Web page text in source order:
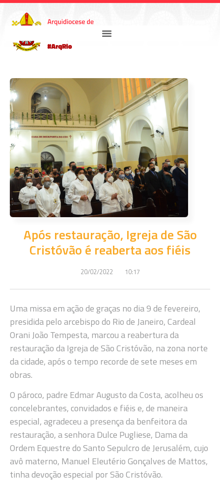
Após restauração, Igreja de São
Cristóvão é reaberta aos fiéis
20/02/2022 10:17
Uma missa em ação de graças no dia 9 de fevereiro,
presidida pelo arcebispo do Rio de Janeiro, Cardeal
Orani João Tempesta, marcou a reabertura da
restauração da Igreja de São Cristóvão, na zona norte
da cidade, após o tempo recorde de sete meses em
obras.
O pároco, padre Edmar Augusto da Costa, acolheu os
concelebrantes, convidados e fiéis e, de maneira
especial, agradeceu a presença da benfeitora da
restauração, a senhora Dulce Pugliese, Dama da
Ordem Equestre do Santo Sepulcro de Jerusalém, cujo
avô materno, Manuel Eleutério Gonçalves de Mattos,
tinha devoção especial por São Cristóvão.